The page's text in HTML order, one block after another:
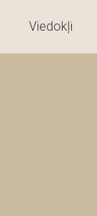
Viedokļi